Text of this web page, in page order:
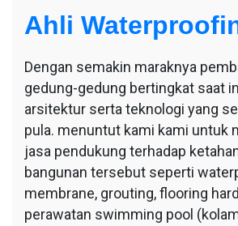
Ahli
Dengan semakin maraknya
gedung-gedung bertingkat saat
arsitektur serta teknologi yang
pula. menuntut kami kami untuk
jasa pendukung terhadap
bangunan tersebut seperti
membrane, grouting, flooring
perawatan swimming pool